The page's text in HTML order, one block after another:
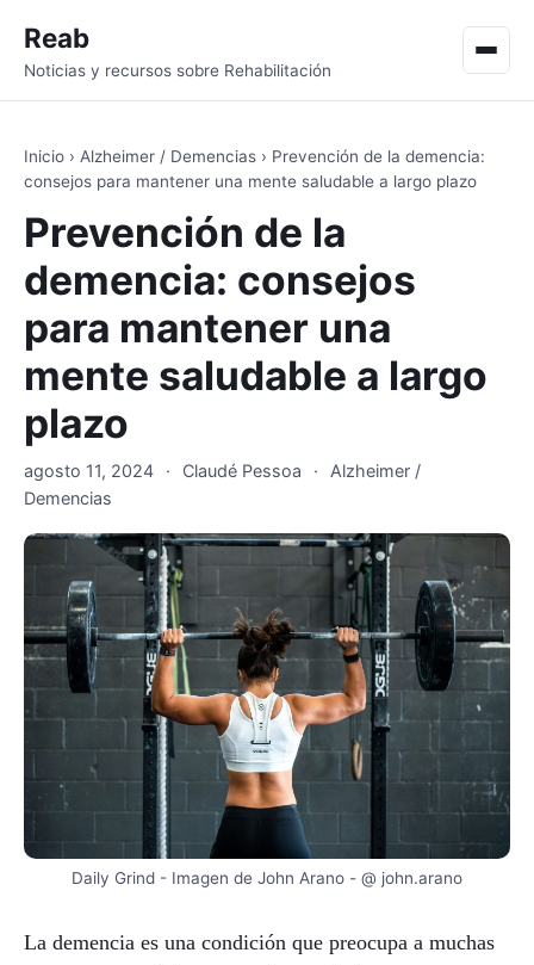
Reab
Noticias y recursos sobre Rehabilitación
Inicio › Alzheimer / Demencias › Prevención de la demencia:
consejos para mantener una mente saludable a largo plazo
Prevención de la
demencia: consejos
para mantener una
mente saludable a largo
plazo
agosto 11, 2024 · Claudé Pessoa ·
Alzheimer /
Demencias
Daily Grind - Imagen de John Arano - @ john.arano
La demencia es una condición que preocupa a muchas